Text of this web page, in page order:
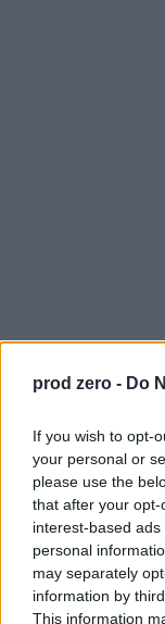
prod zero - Do
If you wish to opt-
your personal or
please use the
that after your
interest-based
personal
may separately
information by
This information
Po drugie, tak jak
wątpienia nie jest
Szefowa resortu
dopieszczać minister